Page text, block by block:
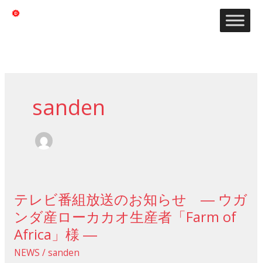
sanden
テレビ番組放送のお知らせ ― ウガ
ンダ産ローカカオ生産者「Farm of
Africa」様 ―
NEWS /sanden
テ
レ
ビ
番
組